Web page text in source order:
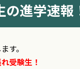
進学速報
す。
受験生！